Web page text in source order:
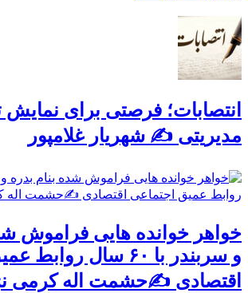
انتصابات؛ فرصتی برای
مدیریتی ✍ شهریار غلامپور
خواهر خوانده هایی فراموش
و سربندر با ۶۰ سال
اقتصادی ✍حشمت اله کرمی